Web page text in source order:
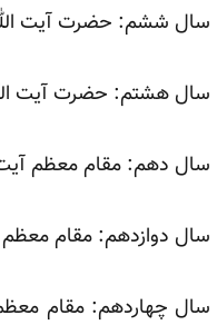
سال ششم: حضرت آیت
سال هشتم: حضرت آیت
سال دهم: مقام معظم آیت
سال دوازدهم: مقام معظم
سال چهاردهم: مقام معظم